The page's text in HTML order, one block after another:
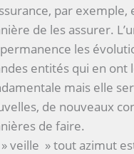
par
de les assurer.
les
entités qui en ont
mais elle
de nouveaux
de faire.
veille » tout azimut